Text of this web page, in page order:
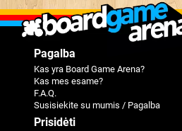
Pagalba
Kas yra Board Game Arena?
Kas mes esame?
F.A.Q.
Susisiekite su mumis / Pagalba
Prisidėti